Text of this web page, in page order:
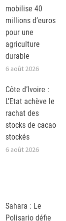
mobilise 40
millions d’euros
pour une
agriculture
durable
6 août 2026
Côte d’Ivoire :
L’Etat achève le
rachat des
stocks de cacao
stockés
6 août 2026
Sahara : Le
Polisario défie